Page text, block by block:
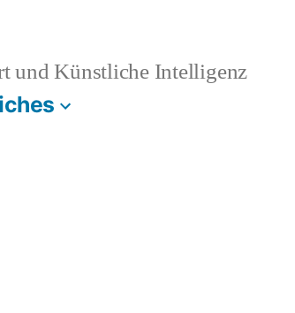
und Künstliche Intelligenz